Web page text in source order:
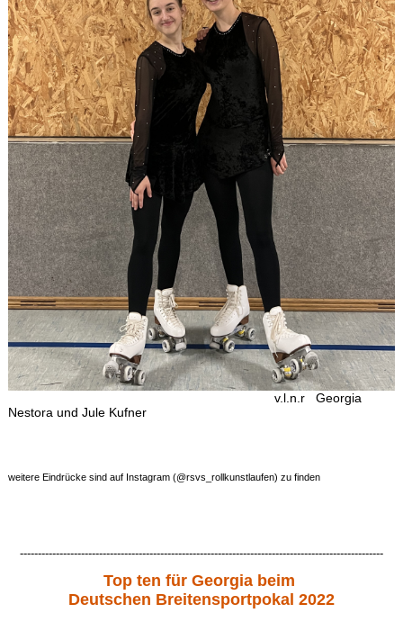
v.l.n.r Georgia
Nestora und Jule Kufner
weitere Eindrücke sind auf Instagram (@rsvs_rollkunstlaufen) zu finden
-----------------------------------------------------------------------------------------------------
Top ten für Georgia beim
Deutschen Breitensportpokal 2022